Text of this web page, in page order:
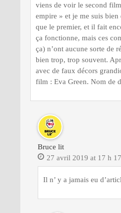
viens de voir le second
empire » et je me suis bien
que le premier, et il fait
ça fonctionne, mais ces
ça) n’ont aucune sorte de
bien trop, trop souvent.
avec de faux décors
film : Eva Green. Nom de
Bruce lit
27 avril 2019 at 17 h
Il n’ y a jamais eu